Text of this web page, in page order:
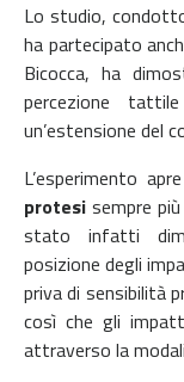
Lo studio,
ha partecipato
Bicocca, ha
percezione
un’estensione del
L’esperimento
protesisempre
stato infatti
posizione degli
priva di sensibilità
così che gli
attraverso la